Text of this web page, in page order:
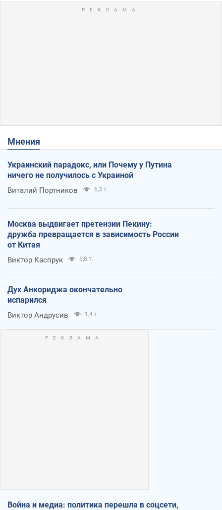
Мнения
Украинский парадокс, или Почему у Путина
ничего не получилось с Украиной
Виталий Портников 6,3 т.
Москва выдвигает претензии Пекину:
дружба превращается в зависимость России
от Китая
Виктор Каспрук 6,8 т.
Дух Анкориджа окончательно
испарился
Виктор Андрусив 1,4 т.
Война и медиа: политика перешла в соцсети,